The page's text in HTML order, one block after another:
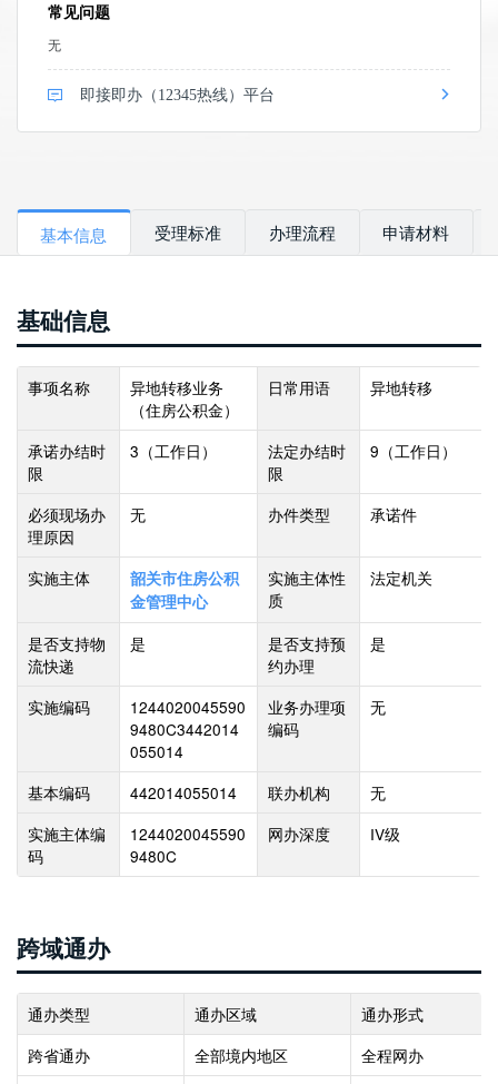
常见问题
无
即接即办（12345热线）平台
基本信息 受理标准 办理流程 申请材料
基础信息
事项名称
异地转移业务
（住房公积金）
日常用语 异地转移
承诺办结时
限
3 （工作日）
法定办结时
限
9 （工作日）
必须现场办
理原因
无 办件类型 承诺件
实施主体
韶关市住房公积
金管理中心
实施主体性
质
法定机关
是否支持物
流快递
是
是否支持预
约办理
是
实施编码
1244020045590
9480C3442014
055014
业务办理项
编码
无
基本编码 442014055014 联办机构
无
实施主体编
码
1244020045590
9480C
网办深度 IV级
跨域通办
通办类型 通办区域
通办形式
跨省通办
全部境内地区
全程网办